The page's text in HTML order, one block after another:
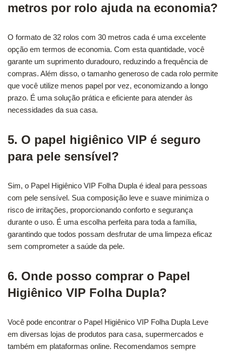
metros por rolo ajuda na economia?
O formato de 32 rolos com 30 metros cada é uma excelente
opção em termos de economia. Com esta quantidade, você
garante um suprimento duradouro, reduzindo a frequência de
compras. Além disso, o tamanho generoso de cada rolo permite
que você utilize menos papel por vez, economizando a longo
prazo. É uma solução prática e eficiente para atender às
necessidades da sua casa.
5. O papel higiênico VIP é seguro
para pele sensível?
Sim, o Papel Higiênico VIP Folha Dupla é ideal para pessoas
com pele sensível. Sua composição leve e suave minimiza o
risco de irritações, proporcionando conforto e segurança
durante o uso. É uma escolha perfeita para toda a família,
garantindo que todos possam desfrutar de uma limpeza eficaz
sem comprometer a saúde da pele.
6. Onde posso comprar o Papel
Higiênico VIP Folha Dupla?
Você pode encontrar o Papel Higiênico VIP Folha Dupla Leve
em diversas lojas de produtos para casa, supermercados e
também em plataformas online. Recomendamos sempre